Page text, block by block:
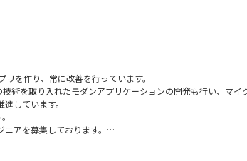
を作り、常に改善を行っています。
術を取り入れたモダンアプリケーションの開発も行い、マ
しています。
アを募集しております。